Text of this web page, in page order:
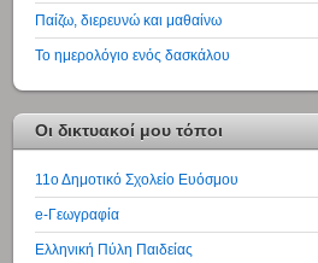
Παίζω, διερευνώ και μαθαίνω
Το ημερολόγιο ενός δασκάλου
Οι δικτυακοί μου τόποι
11ο Δημοτικό Σχολείο Ευόσμου
e-Γεωγραφία
Ελληνική Πύλη Παιδείας